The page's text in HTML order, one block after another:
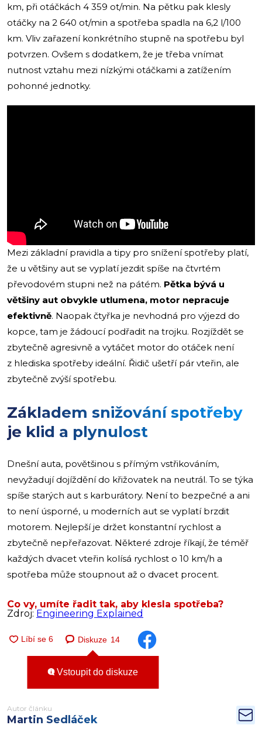
km, při otáčkách 4 359 ot/min. Na pětku pak klesly
otáčky na 2 640 ot/min a spotřeba spadla na 6,2 l/100
km. Vliv zařazení konkrétního stupně na spotřebu byl
potvrzen. Ovšem s dodatkem, že je třeba vnímat
nutnost vztahu mezi nízkými otáčkami a zatížením
pohonné jednotky.
Mezi základní pravidla a tipy pro snížení spotřeby platí,
že u většiny aut se vyplatí jezdit spíše na čtvrtém
převodovém stupni než na pátém. Pětka bývá u
většiny aut obvykle utlumena, motor nepracuje
efektivně. Naopak čtyřka je nevhodná pro výjezd do
kopce, tam je žádoucí podřadit na trojku. Rozjíždět se
zbytečně agresivně a vytáčet motor do otáček není
z hlediska spotřeby ideální. Řidič ušetří pár vteřin, ale
zbytečně zvýší spotřebu.
Základem snižování spotřeby
je klid a plynulost
Dnešní auta, povětšinou s přímým vstřikováním,
nevyžadují dojíždění do křižovatek na neutrál. To se týka
spíše starých aut s karburátory. Není to bezpečné a ani
to není úsporné, u moderních aut se vyplatí brzdit
motorem. Nejlepší je držet konstantní rychlost a
zbytečně nepřeřazovat. Některé zdroje říkají, že téměř
každých dvacet vteřin kolísá rychlost o 10 km/h a
spotřeba může stoupnout až o dvacet procent.
Co vy, umíte řadit tak, aby klesla spotřeba?
Zdroj: Engineering Explained
Diskuze 14
Vstoupit do diskuze
Autor článku
Martin Sedláček